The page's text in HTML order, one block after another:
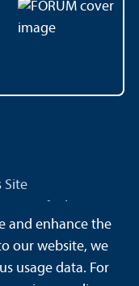
Site
Emergencies
and enhance the
our website, we
usage data. For